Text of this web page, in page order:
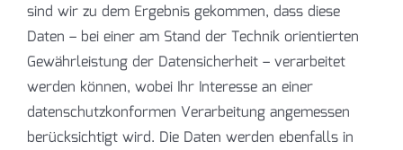
sind wir zu dem Ergebnis gekommen, dass diese
Daten – bei einer am Stand der Technik orientierten
Gewährleistung der Datensicherheit – verarbeitet
werden können, wobei Ihr Interesse an einer
datenschutzkonformen Verarbeitung angemessen
berücksichtigt wird. Die Daten werden ebenfalls in